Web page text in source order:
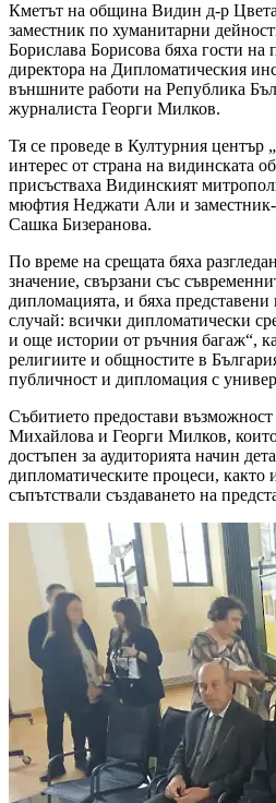
Кметът на община Видин д-р
заместник по хуманитарни
Борислава Борисова бяха гости на
директора на Дипломатическия
външните работи на Република
журналиста Георги Милков.
Тя се проведе в Културния център
интерес от страна на видинската
присъстваха Видинският
мюфтия Неджати Али и заместник-
Сашка Бизеранова.
По време на срещата бяха
значение, свързани със
дипломацията, и бяха
случай: всички дипломатически
и още истории от ръчния багаж“,
религиите и общностите в
публичност и дипломация с
Събитието предостави възможност
Михайлова и Георги Милков,
достъпен за аудиторията начин
дипломатическите процеси, както
съпътствали създаването на